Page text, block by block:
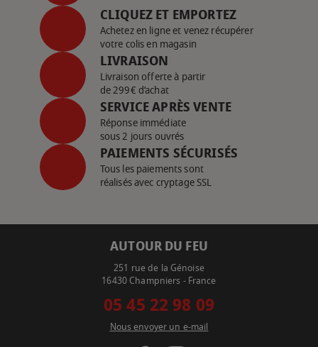
CLIQUEZ ET EMPORTEZ
Achetez en ligne et venez récupérer
votre colis en magasin
LIVRAISON
Livraison offerte à partir
de 299€ d’achat
SERVICE APRÈS VENTE
Réponse immédiate
sous 2 jours ouvrés
PAIEMENTS SÉCURISÉS
Tous les paiements sont
réalisés avec cryptage SSL
AUTOUR DU FEU
251 rue de la Génoise
16430 Champniers - France
05 45 22 98 09
Nous envoyer un e-mail